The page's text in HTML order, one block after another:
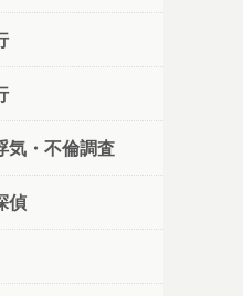
気・不倫調査
偵